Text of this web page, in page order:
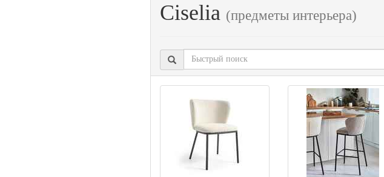
Ciselia (предметы интерьера)